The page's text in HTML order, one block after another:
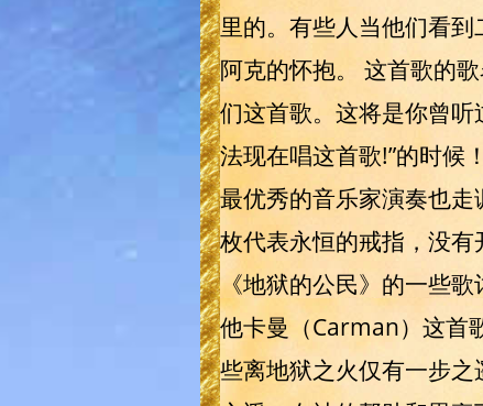
里的。有些人当他们看
阿克的怀抱。 这首歌的
们这首歌。这将是你曾
法现在唱这首歌!”的时候
最优秀的音乐家演奏也
枚代表永恒的戒指，没
《地狱的公民》的一些
他卡曼（Carman）这首
些离地狱之火仅有一步